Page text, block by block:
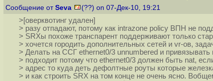
Сообщение от Seva (??) on 07-Дек-10, 19:21
>[оверквотинг удален]
> разу отпадают, потому как intrazone policy ВПН не
> SRXы похоже транспарент поддерживают только
> хочется городить дополнительных сетей и vr-ов,
> Делать на ССГ ethernet0/3 unnumbered и
> подходит потому что ethernet0/3 должен быть nat,
> адрес то куда деть дефолтные роуты которые
> и как строить SRX на том конце не очень ясно.